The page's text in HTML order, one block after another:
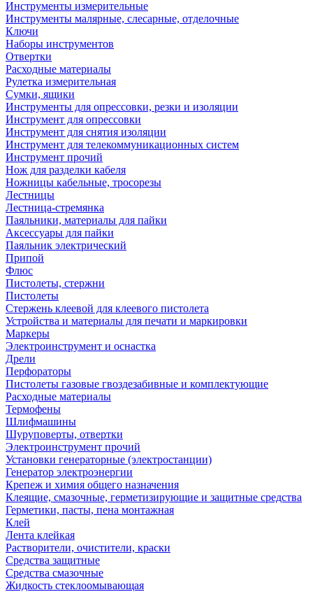
Инструменты измерительные
Инструменты малярные, слесарные, отделочные
Ключи
Наборы инструментов
Отвертки
Расходные материалы
Рулетка измерительная
Сумки, ящики
Инструменты для опрессовки, резки и изоляции
Инструмент для опрессовки
Инструмент для снятия изоляции
Инструмент для телекоммуникационных систем
Инструмент прочий
Нож для разделки кабеля
Ножницы кабельные, тросорезы
Лестницы
Лестница-стремянка
Паяльники, материалы для пайки
Аксессуары для пайки
Паяльник электрический
Припой
Флюс
Пистолеты, стержни
Пистолеты
Стержень клеевой для клеевого пистолета
Устройства и материалы для печати и маркировки
Маркеры
Электроинструмент и оснастка
Дрели
Перфораторы
Пистолеты газовые гвоздезабивные и комплектующие
Расходные материалы
Термофены
Шлифмашины
Шуруповерты, отвертки
Электроинструмент прочий
Установки генераторные (электростанции)
Генератор электроэнергии
Крепеж и химия общего назначения
Клеящие, смазочные, герметизирующие и защитные средства
Герметики, пасты, пена монтажная
Клей
Лента клейкая
Растворители, очистители, краски
Средства защитные
Средства смазочные
Жидкость стеклоомывающая